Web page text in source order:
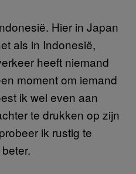
Hier in Japan
als in Indonesië,
heeft niemand
moment om iemand
ik wel even aan
te drukken op zijn
ik rustig te